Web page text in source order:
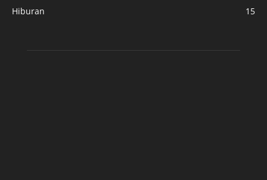
Hiburan
15